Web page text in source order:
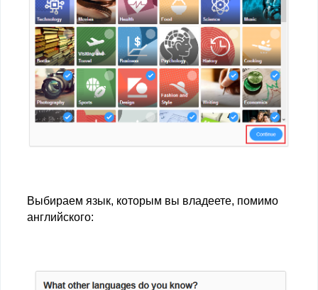
Выбираем язык, которым вы владеете, помимо
английского: